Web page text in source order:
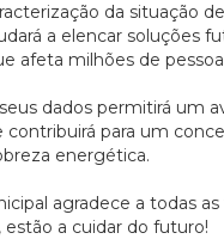
da situação
a elencar soluções
afeta milhões de
dados permitirá um
contribuirá para um
energética.
agradece a todas
a cuidar do futuro!